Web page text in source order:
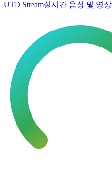
UTD Stream실시간 음성 및 영상